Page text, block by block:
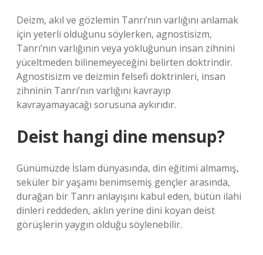
Deizm, akıl ve gözlemin Tanrı’nın varlığını anlamak
için yeterli olduğunu söylerken, agnostisizm,
Tanrı’nın varlığının veya yokluğunun insan zihnini
yüceltmeden bilinemeyeceğini belirten doktrindir.
Agnostisizm ve deizmin felsefi doktrinleri, insan
zihninin Tanrı’nın varlığını kavrayıp
kavrayamayacağı sorusuna aykırıdır.
Deist hangi dine mensup?
Günümüzde İslam dünyasında, din eğitimi almamış,
seküler bir yaşamı benimsemiş gençler arasında,
durağan bir Tanrı anlayışını kabul eden, bütün ilahi
dinleri reddeden, aklın yerine dini koyan deist
görüşlerin yaygın olduğu söylenebilir.